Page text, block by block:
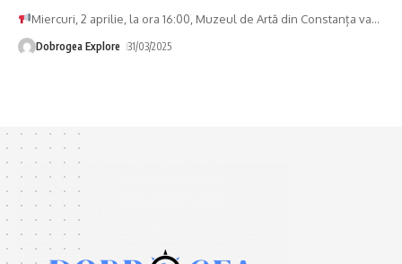
Miercuri, 2 aprilie, la ora 16:00, Muzeul de Artă din Constanța va…
Dobrogea Explore 31/03/2025